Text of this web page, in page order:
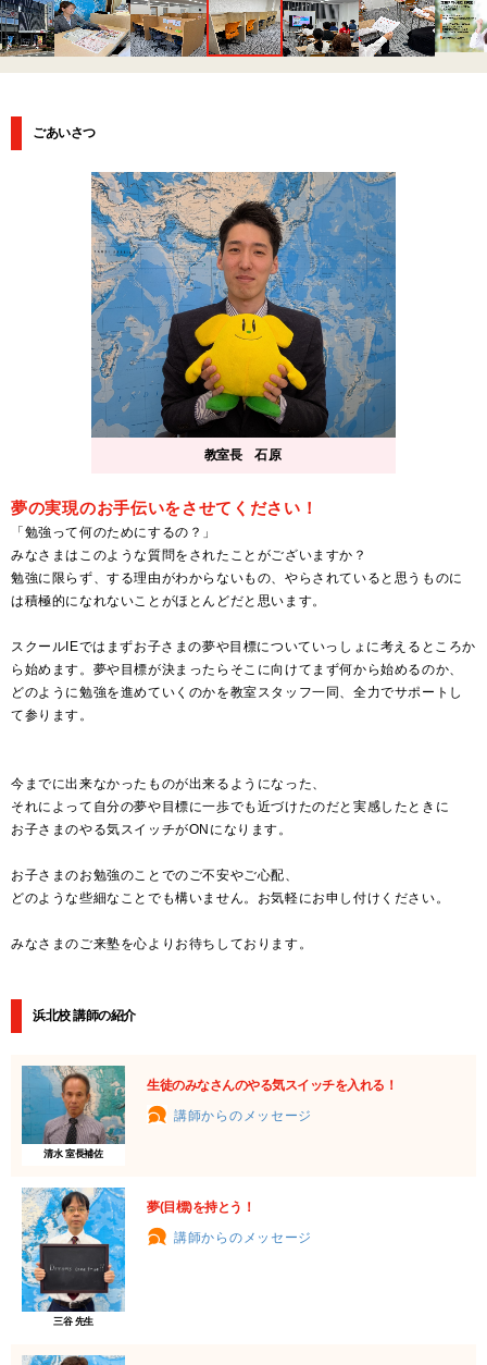
ごあいさつ
教室長 石原
夢の実現のお手伝いをさせてください！
「勉強って何のためにするの？」
みなさまはこのような質問をされたことがございますか？
勉強に限らず、する理由がわからないもの、やらされていると思うものに
は積極的になれないことがほとんどだと思います。
スクールIEではまずお子さまの夢や目標についていっしょに考えるところか
ら始めます。夢や目標が決まったらそこに向けてまず何から始めるのか、
どのように勉強を進めていくのかを教室スタッフ一同、全力でサポートし
て参ります。
今までに出来なかったものが出来るようになった、
それによって自分の夢や目標に一歩でも近づけたのだと実感したときに
お子さまのやる気スイッチがONになります。
お子さまのお勉強のことでのご不安やご心配、
どのような些細なことでも構いません。お気軽にお申し付けください。
みなさまのご来塾を心よりお待ちしております。
浜北校 講師の紹介
清水 室長補佐
生徒のみなさんのやる気スイッチを入れる！
講師からのメッセージ
三谷 先生
夢(目標)を持とう！
講師からのメッセージ